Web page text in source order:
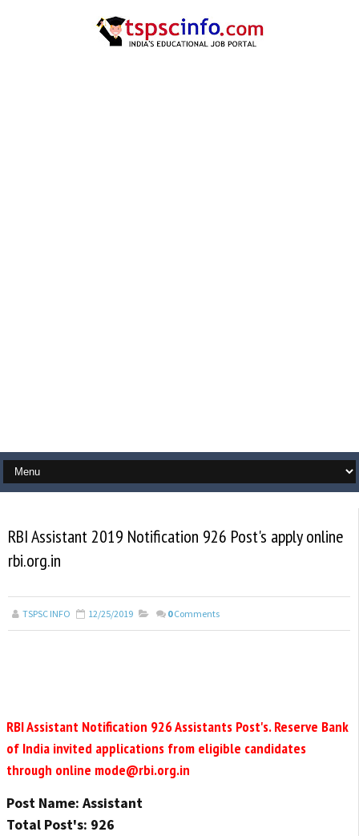
RBI Assistant 2019 Notification 926 Post's apply online
rbi.org.in
TSPSC INFO 12/25/2019 0 Comments
RBI Assistant Notification 926 Assistants Post's.Reserve Bank
of India invited applications from eligible candidates
through online mode@rbi.org.in
Post Name: Assistant
Total Post's: 926